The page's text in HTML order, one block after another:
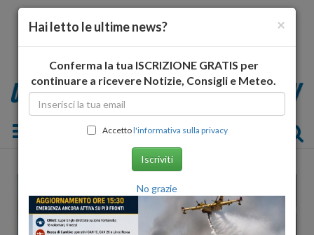
Toggle navigation
×
Hai letto le ultime news?
Conferma la tua ISCRIZIONE GRATIS per
continuare a ricevere Notizie, Consigli e Meteo.
Accettol'informativa sulla privacy
Iscriviti
No grazie